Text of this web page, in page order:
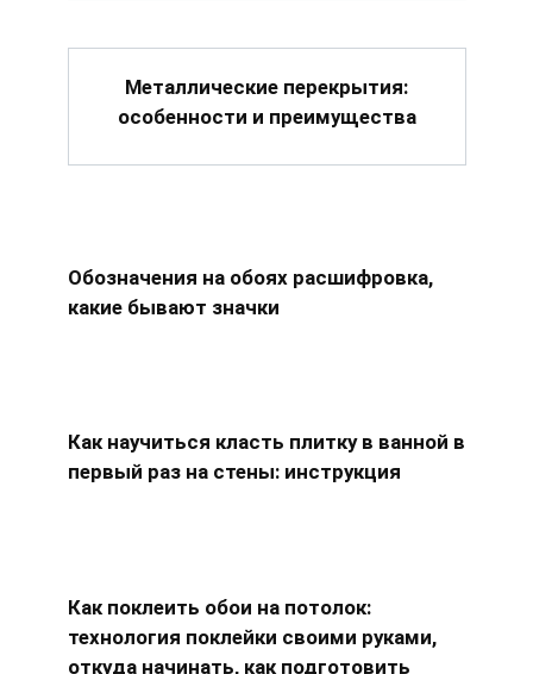
Металлические перекрытия:
особенности и преимущества
Обозначения на обоях расшифровка,
какие бывают значки
Как научиться класть плитку в ванной в
первый раз на стены: инструкция
Как поклеить обои на потолок:
технология поклейки своими руками,
откуда начинать, как подготовить